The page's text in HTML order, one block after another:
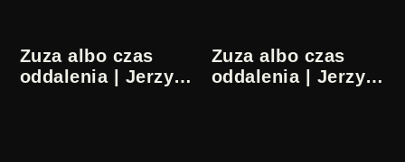
Zuza albo czas
oddalenia | Jerzy
Zuza albo czas
oddalenia | Jerzy